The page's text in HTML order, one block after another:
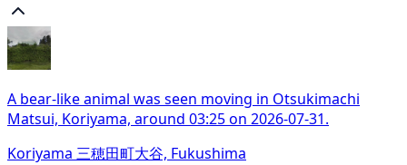
A bear-like animal was seen moving in Otsukimachi
Matsui, Koriyama, around 03:25 on 2026-07-31.
Koriyama 三穂田町大谷, Fukushima